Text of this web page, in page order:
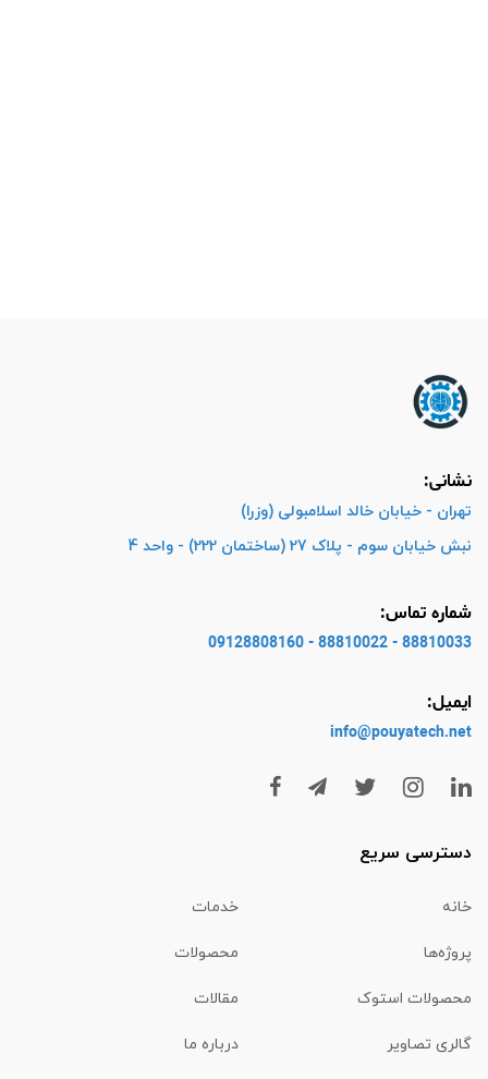
نشانی:
تهران - خیابان خالد اسلامبولی (وزرا)
نبش خیابان سوم - پلاک 27 (ساختمان 222) - واحد 4
شماره تماس:
88810033 - 88810022 - 09128808160
ایمیل:
info@pouyatech.net
دسترسی سریع
خانه خدمات
پروژه‌ها محصولات
محصولات استوک مقالات
گالری تصاویر درباره ما